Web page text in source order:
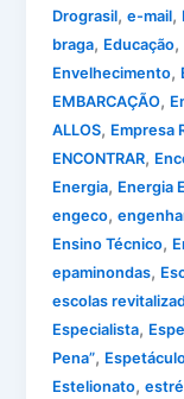
Drograsil,e-mail,
braga, Educação,
Envelhecimento,
EMBARCAÇÃO,
ALLOS, Empresa
ENCONTRAR,
Energia, Energia
engeco,
Ensino Técnico,
epaminondas,
escolas
Especialista,
Pena”,
Estelionato,